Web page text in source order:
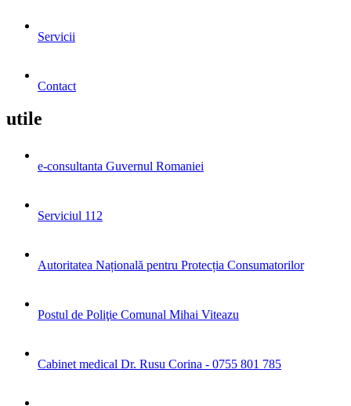
Servicii
Contact
utile
e-consultanta Guvernul Romaniei
Serviciul 112
Autoritatea Națională pentru Protecția Consumatorilor
Postul de Poliţie Comunal Mihai Viteazu
Cabinet medical Dr. Rusu Corina - 0755 801 785